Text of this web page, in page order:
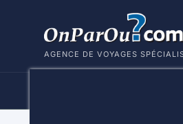
AGENCE DE VOYAGES